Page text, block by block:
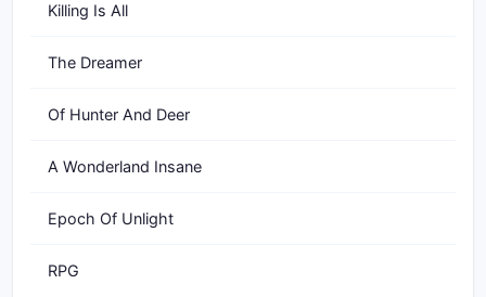
Killing Is All
The Dreamer
Of Hunter And Deer
A Wonderland Insane
Epoch Of Unlight
RPG